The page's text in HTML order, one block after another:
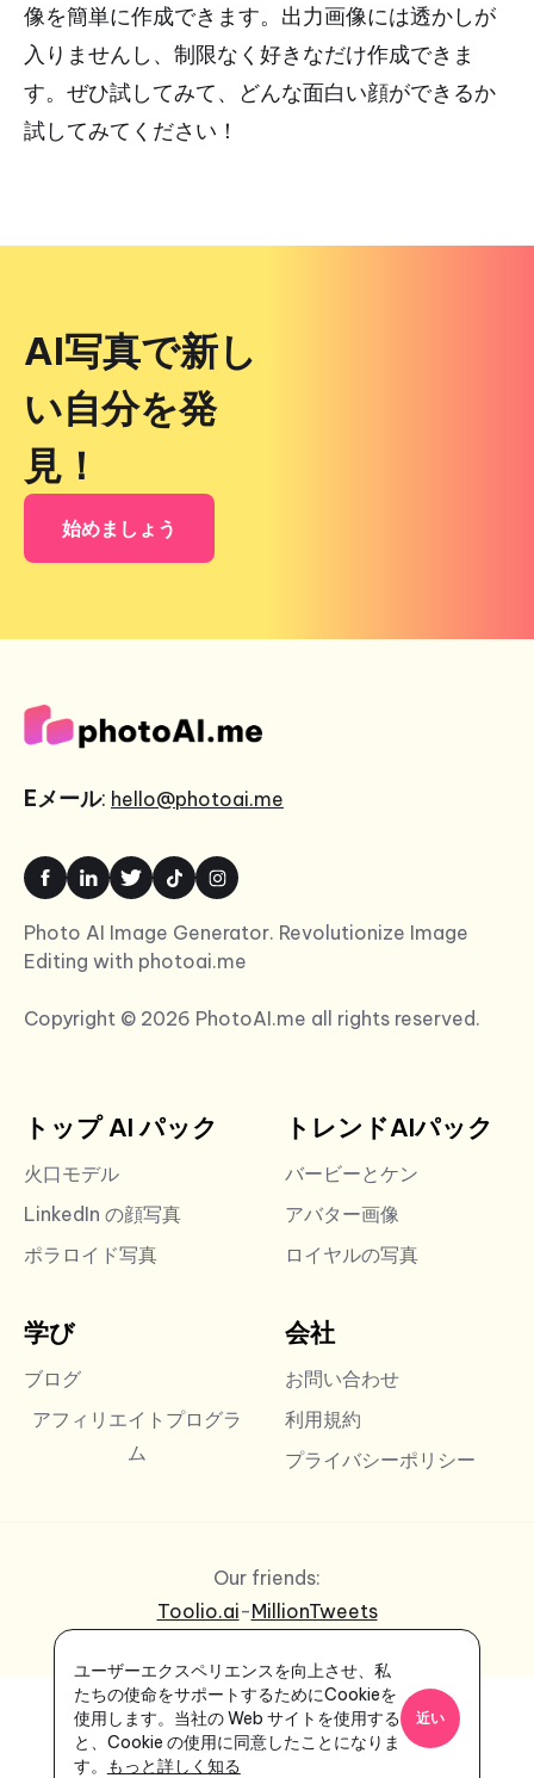
像を簡単に作成できます。出力画像には透かしが
入りませんし、制限なく好きなだけ作成できま
す。ぜひ試してみて、どんな面白い顔ができるか
試してみてください！
AI写真で新し
い自分を発
見！
始めましょう
Eメール: hello@photoai.me
Photo AI Image Generator. Revolutionize Image
Editing with photoai.me
Copyright © 2026 PhotoAI.me all rights reserved.
トップ AI パック
火口モデル
LinkedIn の顔写真
ポラロイド写真
トレンドAIパック
バービーとケン
アバター画像
ロイヤルの写真
学び
ブログ
アフィリエイトプログラ
ム
会社
お問い合わせ
利用規約
プライバシーポリシー
Our friends:
Toolio.ai-MillionTweets
ユーザーエクスペリエンスを向上させ、私
たちの使命をサポートするためにCookieを
使用します。当社の Web サイトを使用する
と、Cookie の使用に同意したことになりま
す。
もっと詳しく知る
近い